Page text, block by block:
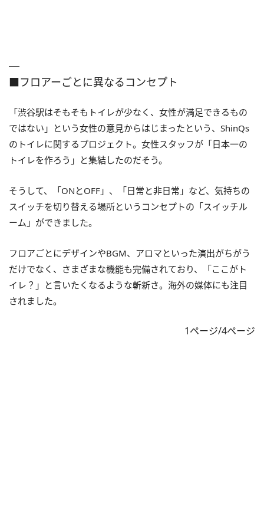
■フロアーごとに異なるコンセプト
「渋谷駅はそもそもトイレが少なく、女性が満足できるもの
ではない」という女性の意見からはじまったという、ShinQs
のトイレに関するプロジェクト。女性スタッフが「日本一の
トイレを作ろう」と集結したのだそう。
そうして、「ONとOFF」、「日常と非日常」など、気持ちの
スイッチを切り替える場所というコンセプトの「スイッチル
ーム」ができました。
フロアごとにデザインやBGM、アロマといった演出がちがう
だけでなく、さまざまな機能も完備されており、「ここがト
イレ？」と言いたくなるような斬新さ。海外の媒体にも注目
されました。
1ページ/4ページ